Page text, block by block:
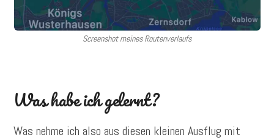
Screenshot meines Routenverlaufs
Was habe ich gelernt?
Was nehme ich also aus diesen kleinen Ausflug mit